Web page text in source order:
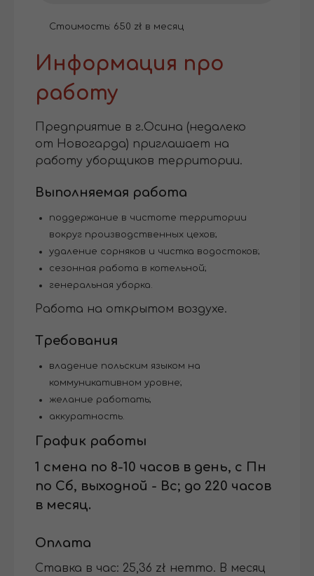
Стоимость: 650 zł в месяц
Информация про
работу
Предприятие в г.Осина (недалеко
от Новогарда) приглашает на
работу уборщиков территории.
Выполняемая работа
поддержание в чистоте территории
вокруг производственных цехов;
удаление сорняков и чистка водостоков;
сезонная работа в котельной;
генеральная уборка.
Работа на открытом воздухе.
Требования
владение польским языком на
коммуникативном уровне;
желание работать;
аккуратность.
График работы
1 смена по 8-10 часов в день, с Пн
по Сб, выходной - Вс; до 220 часов
в месяц.
Оплата
Cтавка в час: 25,36 zł нетто. В месяц